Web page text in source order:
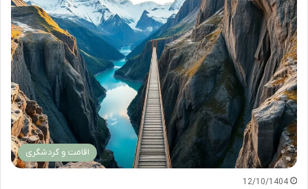
اقامت و گردشگری
12/10/1404